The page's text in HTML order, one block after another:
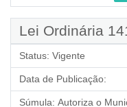
Lei Ordinária
Status: Vigente
Data de Publicação:
Súmula: Autoriza o